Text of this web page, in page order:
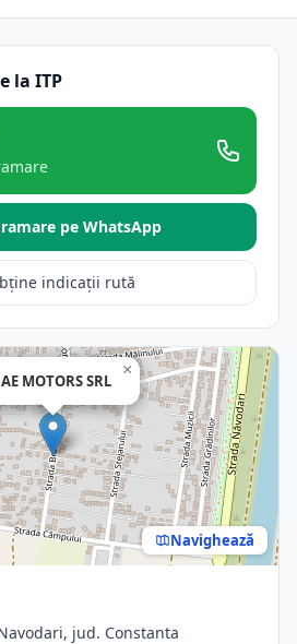
la ITP
pe WhatsApp
indicații rută
MOTORS SRL
×
Navighează
jud. Constanta